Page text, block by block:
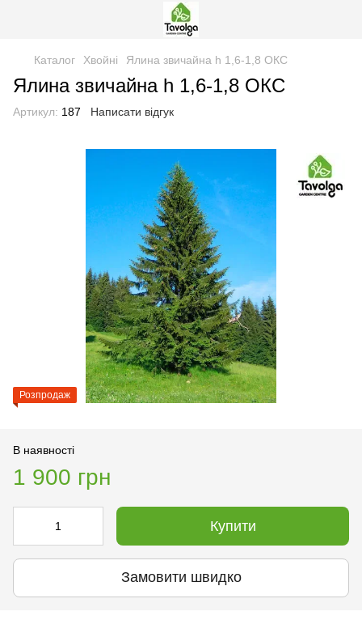
Каталог Хвойні Ялина звичайна h 1,6-1,8 ОКС
Ялина звичайна h 1,6-1,8 ОКС
Артикул: 187 Написати відгук
Розпродаж
В наявності
1 900 грн
Купити
Замовити швидко